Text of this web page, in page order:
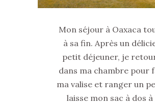
Mon séjour à Oaxaca
à sa fin. Après un
petit déjeuner, je
dans ma chambre pour
ma valise et ranger un
laisse mon sac à dos à